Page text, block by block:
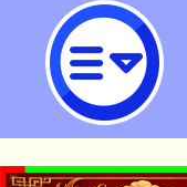
中小學氣候